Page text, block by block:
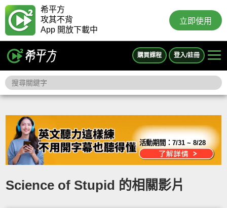
希平方
攻其不背
App 開放下載中
立即使用
購買課程 登入/註冊
活動期間：7/31 ~ 8/28
Science of Stupid 的相關影片